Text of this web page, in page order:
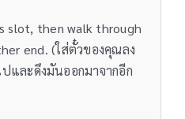
slot, then walk through
end. (ใส่ตั๋วของคุณลง
และดึงมันออกมาจากอีก